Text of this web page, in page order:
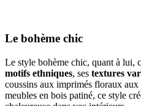
Le bohème chic
Le style bohème chic, quant à lui,
motifs ethniques, ses textures
coussins aux imprimés floraux aux
meubles en bois patiné, ce style